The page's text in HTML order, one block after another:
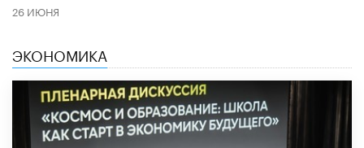
26 ИЮНЯ
ЭКОНОМИКА